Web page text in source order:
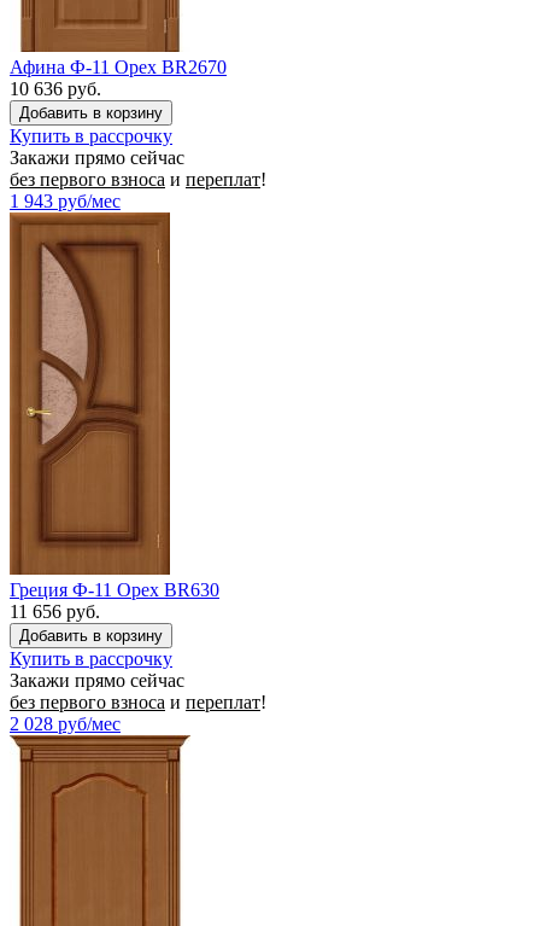
Афина Ф-11 Орех BR2670
10 636 руб.
Купить в рассрочку
Закажи прямо сейчас
без первого взноса и переплат!
1 943 руб/мес
Греция Ф-11 Орех BR630
11 656 руб.
Купить в рассрочку
Закажи прямо сейчас
без первого взноса и переплат!
2 028 руб/мес